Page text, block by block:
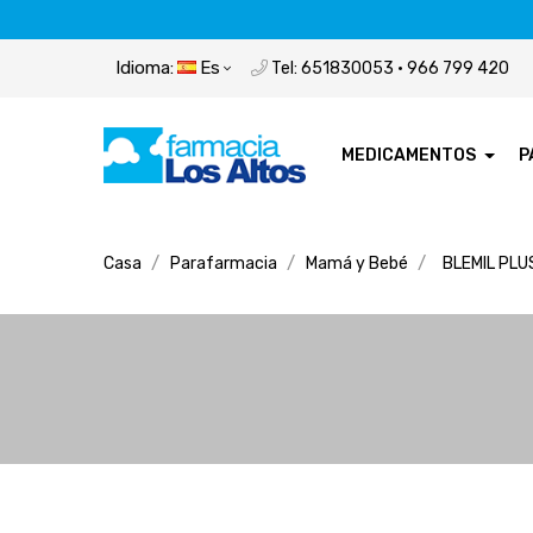
Idioma: Es Tel: 651830053 · 966 799 420
MEDICAMENTOS
Casa Parafarmacia Mamá y Bebé BLEMIL